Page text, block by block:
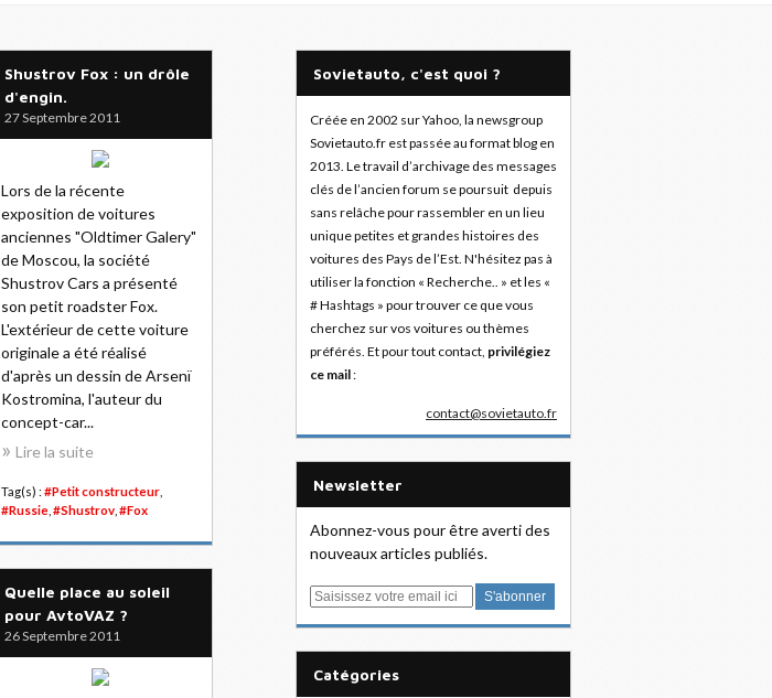
Shustrov Fox : un drôle
d'engin.
27 Septembre 2011
Lors de la récente
exposition de voitures
anciennes "Oldtimer Galery"
de Moscou, la société
Shustrov Cars a présenté
son petit roadster Fox.
L'extérieur de cette voiture
originale a été réalisé
d'après un dessin de Arsenï
Kostromina, l'auteur du
concept-car...
Lire la suite
Tag(s) : #Petit constructeur
#Russie #Shustrov #Fox
Quelle place au soleil
pour AvtoVAZ ?
26 Septembre 2011
Sovietauto, c'est quoi ?
Créée en 2002 sur Yahoo, la newsgroup
Sovietauto.fr est passée au format blog en
2013. Le travail d’archivage des messages
clés de l’ancien forum se poursuit depuis
sans relâche pour rassembler en un lieu
unique petites et grandes histoires des
voitures des Pays de l’Est. N'hésitez pas à
utiliser la fonction « Recherche.. » et les «
# Hashtags » pour trouver ce que vous
cherchez sur vos voitures ou thèmes
préférés. Et pour tout contact, privilégiez
ce mail:
contact@sovietauto.fr
Newsletter
Abonnez-vous pour être averti des
nouveaux articles publiés.
E
Catégories